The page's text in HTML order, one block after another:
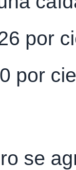
por
por
se